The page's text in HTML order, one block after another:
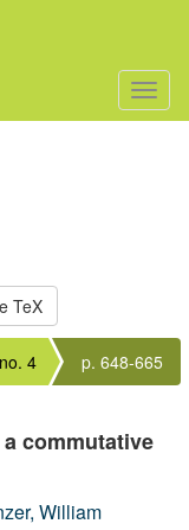
no. 4 p. 648-665
commutative
William